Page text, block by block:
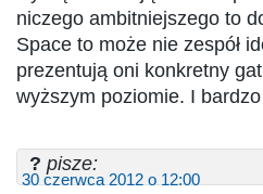
niczego ambitniejszego to
Space to może nie zespół
prezentują oni konkretny
wyższym poziomie. I
? pisze:
30 czerwca 2012 o 12:00